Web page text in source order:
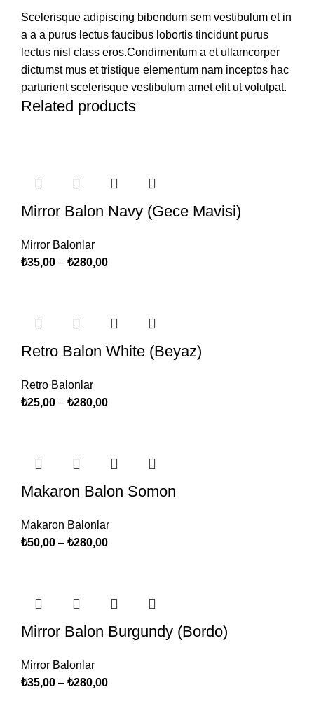
Scelerisque adipiscing bibendum sem vestibulum et in
a a a purus lectus faucibus lobortis tincidunt purus
lectus nisl class eros.Condimentum a et ullamcorper
dictumst mus et tristique elementum nam inceptos hac
parturient scelerisque vestibulum amet elit ut volutpat.
Related products
Mirror Balon Navy (Gece Mavisi)
Mirror Balonlar
₺35,00 – ₺280,00
Retro Balon White (Beyaz)
Retro Balonlar
₺25,00 – ₺280,00
Makaron Balon Somon
Makaron Balonlar
₺50,00 – ₺280,00
Mirror Balon Burgundy (Bordo)
Mirror Balonlar
₺35,00 – ₺280,00